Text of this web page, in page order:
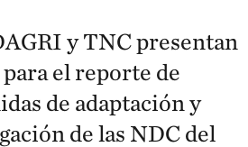
y TNC presentan
el reporte de
de adaptación y
de las NDC del